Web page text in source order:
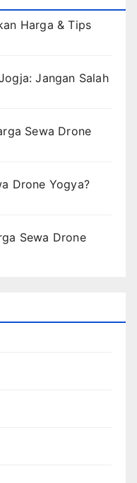
Harga & Tips
Jangan Salah
Sewa Drone
Drone Yogya?
Sewa Drone